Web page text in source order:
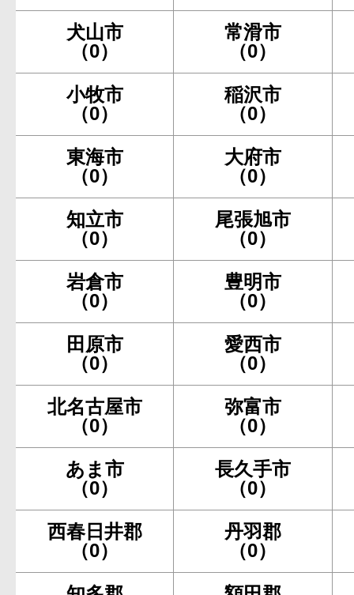
犬山市
（0）
常滑市
（0）
小牧市
（0）
稲沢市
（0）
東海市
（0）
大府市
（0）
知立市
（0）
尾張旭市
（0）
岩倉市
（0）
豊明市
（0）
田原市
（0）
愛西市
（0）
北名古屋市
（0）
弥富市
（0）
あま市
（0）
長久手市
（0）
西春日井郡
（0）
丹羽郡
（0）